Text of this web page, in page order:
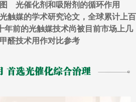
光催化剂和吸附剂的循环作用
触媒的学术研究论文，全球累计上百
年前的光触媒技术尚被目前市场上几
醛技术用作对比参考